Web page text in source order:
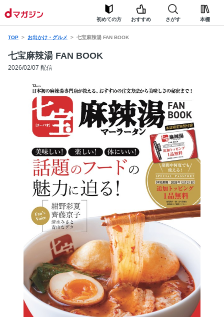
初めての方 おすすめ さがす 本棚
TOP お出かけ・グルメ 七宝麻辣湯 FAN BOOK
七宝麻辣湯 FAN BOOK
2026/02/07 配信